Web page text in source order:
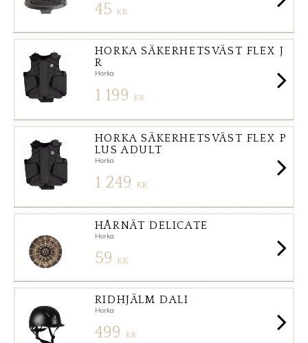
45 KR
HORKA SÄKERHETSVÄST FLEX J
R
Horka
1 199 KR
HORKA SÄKERHETSVÄST FLEX P
LUS ADULT
Horka
1 249 KR
HÅRNÄT DELICATE
Horka
59 KR
RIDHJÄLM DALI
Horka
499 KR